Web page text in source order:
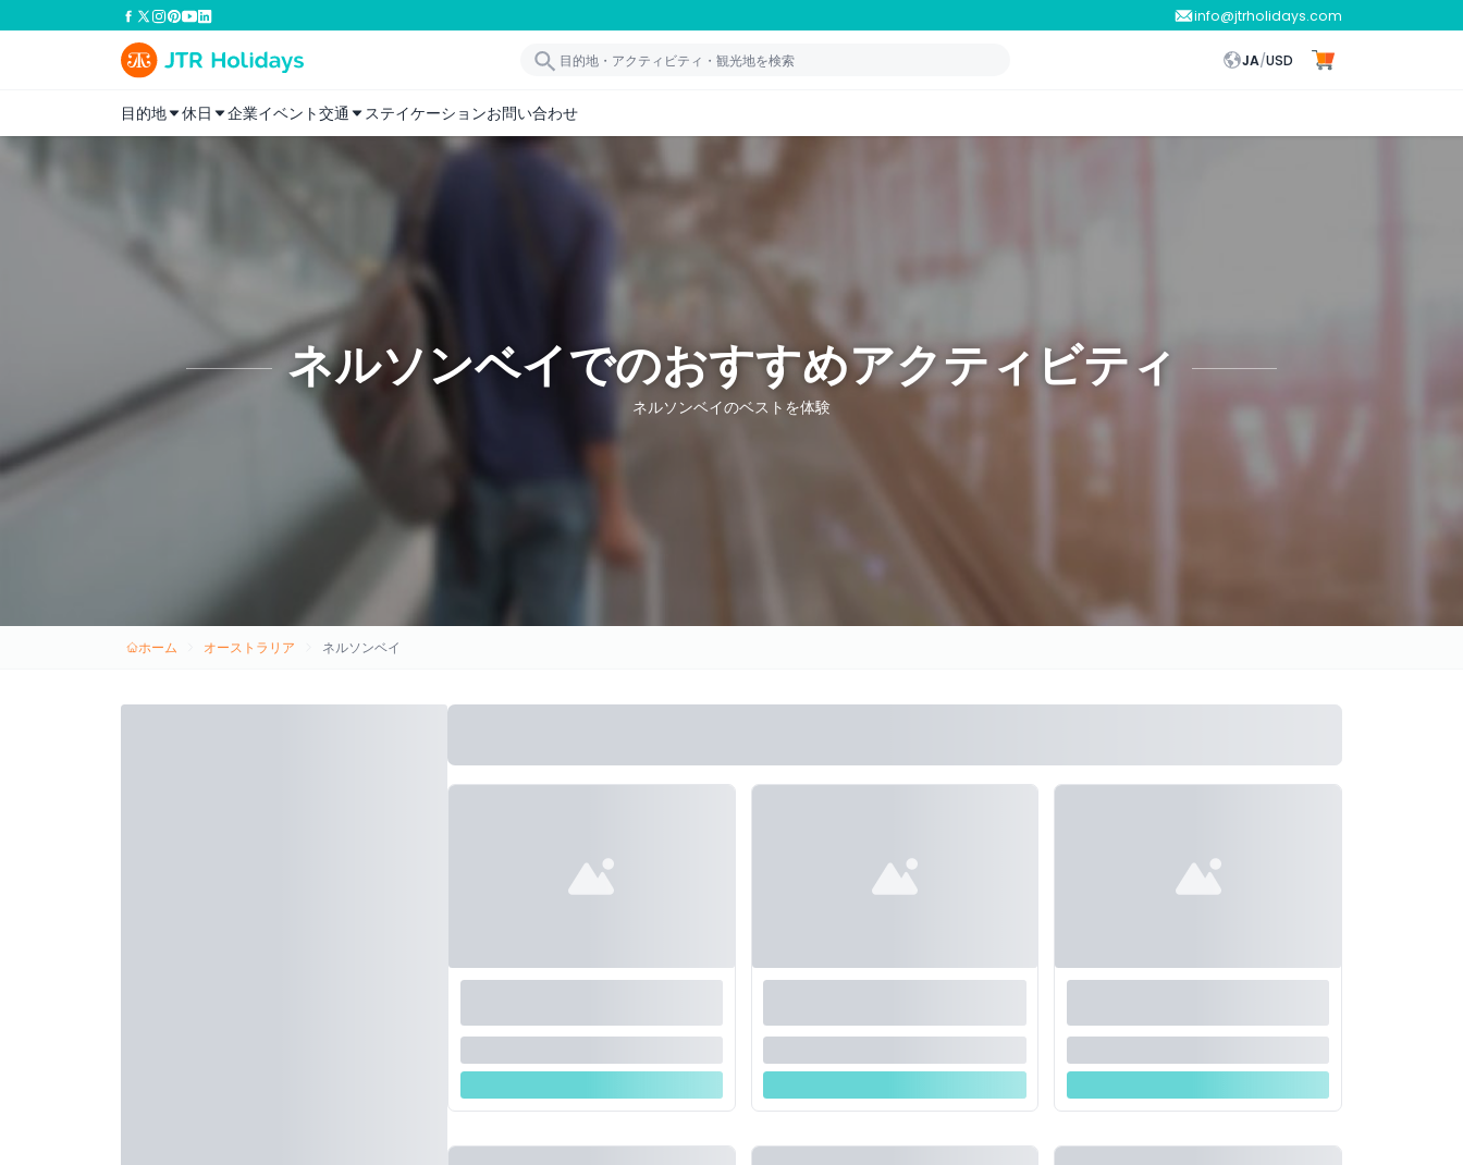
info@jtrholidays.com
JA/USD
目的地 休日 企業イベント交通 ステイケーションお問い合わせ
ネルソンベイでのおすすめアクティビティ
ネルソンベイのベストを体験
ホーム オーストラリア ネルソンベイ